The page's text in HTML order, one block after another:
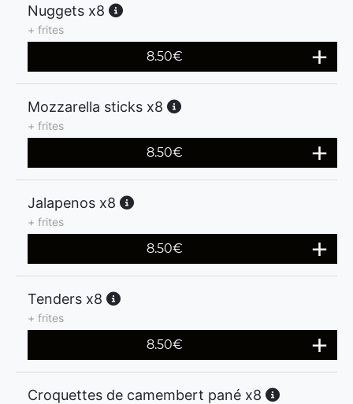
Nuggets x8
+ frites
8.50€
Mozzarella sticks x8
+ frites
8.50€
Jalapenos x8
+ frites
8.50€
Tenders x8
+ frites
8.50€
Croquettes de camembert pané x8